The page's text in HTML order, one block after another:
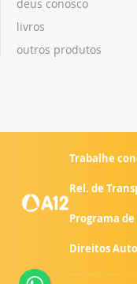
deus conosco
livros
outros produtos
Trabalhe
Rel. de
Programa
Direitos